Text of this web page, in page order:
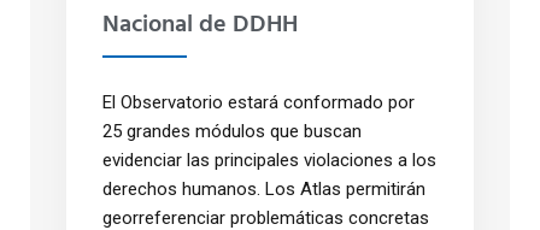
Nacional de DDHH
El Observatorio estará conformado por
25 grandes módulos que buscan
evidenciar las principales violaciones a los
derechos humanos. Los Atlas permitirán
georreferenciar problemáticas concretas